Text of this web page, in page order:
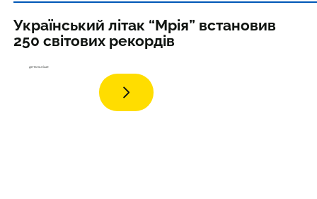
Український літак “Мрія” встановив
250 світових рекордів
детальніше